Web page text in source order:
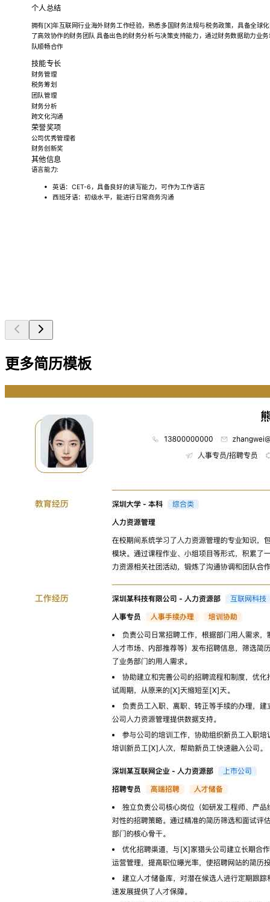
个人总结
拥有[X]年互联网行业海外财务工作经验，熟悉多国财务法规与税务政策，具备全球
了高效协作的财务团队 具备出色的财务分析与决策支持能力，通过财务数据助力业
队顺畅合作
技能专长
财务管理
税务筹划
团队管理
财务分析
跨文化沟通
荣誉奖项
公司优秀管理者
财务创新奖
其他信息
语言能力:
英语：CET-6，具备良好的读写能力，可作为工作语言
西班牙语：初级水平，能进行日常商务沟通
更多简历模板